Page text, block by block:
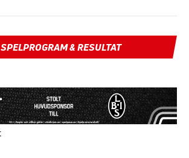
SPELPROGRAM & RESULTAT